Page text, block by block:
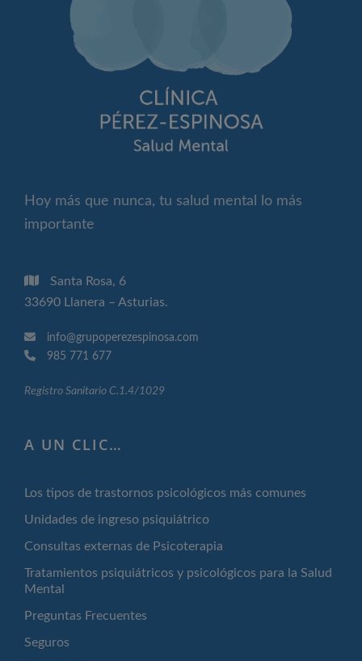
Hoy más que nunca, tu salud mental lo más
importante
Santa Rosa, 6
33690 Llanera – Asturias.
info@grupoperezespinosa.com
985 771 677
Registro Sanitario C.1.4/1029
A UN CLIC…
Los tipos de trastornos psicológicos más comunes
Unidades de ingreso psiquiátrico
Consultas externas de Psicoterapia
Tratamientos psiquiátricos y psicológicos para la Salud
Mental
Preguntas Frecuentes
Seguros